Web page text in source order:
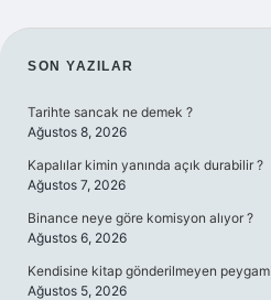
SIDEBAR
SON YAZILAR
Tarihte sancak ne demek ?
Ağustos 8, 2026
Kapalılar kimin yanında açık durabilir ?
Ağustos 7, 2026
Binance neye göre komisyon alıyor ?
Ağustos 6, 2026
Kendisine kitap gönderilmeyen
Ağustos 5, 2026